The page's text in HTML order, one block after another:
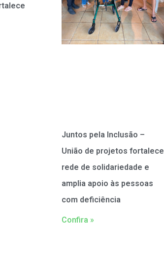
Juntos pela Inclusão –
União de projetos fortalece
rede de solidariedade e
amplia apoio às pessoas
com deficiência
Confira »